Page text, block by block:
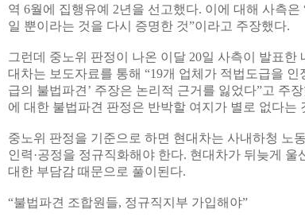
역 6월에 집행유예 2년을 선고했다. 이에 대해 사측
일 뿐이라는 것을 다시 증명한 것”이라고 주장했다.
그런데 중노위 판정이 나온 이달 20일 사측이 발표한
대차는 보도자료를 통해 “19개 업체가 적법도급을
급의 불법파견’ 주장은 논리적 근거를 잃었다”고 주
에 대한 불법파견 판정은 반박할 여지가 별로 없다는
중노위 판정을 기준으로 하면 현대차는 사내하청 노
인력·공정을 정규직화해야 한다. 현대차가 뒤늦게 울
대한 부담감 때문으로 풀이된다.
“불법파견 조합원들, 정규직지부 가입해야”